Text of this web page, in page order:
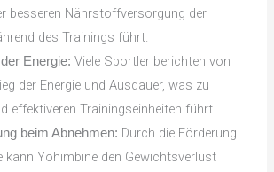
besseren Nährstoffversorgung der
des Trainings führt.
Energie: Viele Sportler berichten von
der Energie und Ausdauer, was zu
effektiveren Trainingseinheiten führt.
beim Abnehmen: Durch die Förderung
kann Yohimbine den Gewichtsverlust